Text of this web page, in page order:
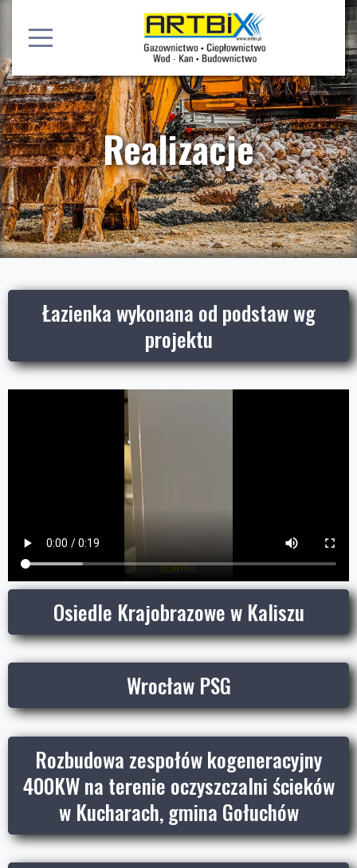
Realizacje
Łazienka wykonana od podstaw wg
projektu
Osiedle Krajobrazowe w Kaliszu
Wrocław PSG
Rozbudowa zespołów kogeneracyjny
400KW na terenie oczyszczalni ścieków
w Kucharach, gmina Gołuchów